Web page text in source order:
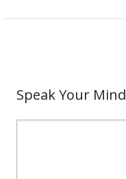
Speak Your Mind